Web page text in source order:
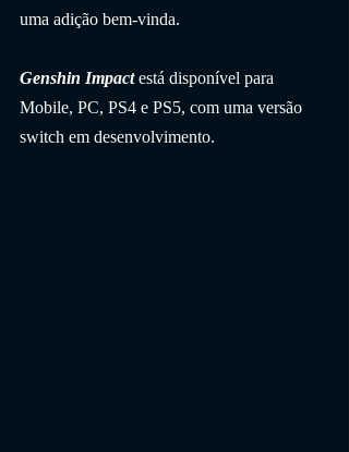
uma adição bem-vinda.
Genshin Impact está disponível para
Mobile, PC, PS4 e PS5, com uma versão
switch em desenvolvimento.